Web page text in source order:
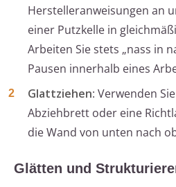
Herstelleranweisungen an
einer Putzkelle in
Arbeiten Sie stets „nass in
Pausen innerhalb eines
Glattziehen: Verwenden
Abziehbrett oder eine
die Wand von unten nach
Glätten und